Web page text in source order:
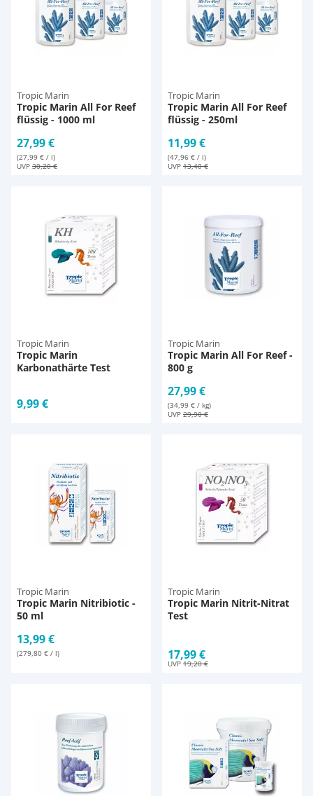
Tropic Marin
Tropic Marin All For Reef
flüssig - 1000 ml
27,99 €
(27,99 € / l)
UVP 30,20 €
Tropic Marin
Tropic Marin All For Reef
flüssig - 250ml
11,99 €
(47,96 € / l)
UVP 13,40 €
Tropic Marin
Tropic Marin
Karbonathärte Test
9,99 €
Tropic Marin
Tropic Marin All For Reef -
800 g
27,99 €
(34,99 € / kg)
UVP 29,90 €
Tropic Marin
Tropic Marin Nitribiotic -
50 ml
13,99 €
(279,80 € / l)
Tropic Marin
Tropic Marin Nitrit-Nitrat
Test
17,99 €
UVP 19,20 €